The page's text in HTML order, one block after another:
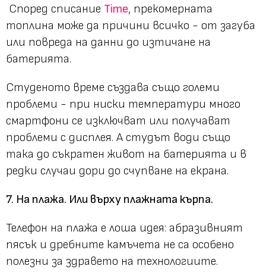
Според списание Time, прекомерната
топлина може да причини всичко - от загуба
или повреда на данни до изтичане на
батерията.
Студеното време създава също големи
проблеми - при ниски температури много
смартфони се изключват или получават
проблеми с дисплея. А студът води също
така до съкратен живот на батерията и в
редки случаи дори до счупване на екрана.
7. На плажа. Или върху плажната кърпа.
Телефон на плажа е лоша идея: абразивният
пясък и дребните камъчета не са особено
полезни за здравето на технологиите.